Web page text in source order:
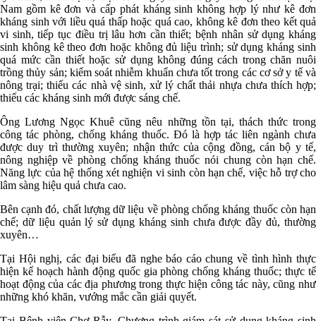
Nam gồm kê đơn và cấp phát kháng sinh không hợp lý như kê đơn
kháng sinh với liều quá thấp hoặc quá cao, không kê đơn theo kết quả
vi sinh, tiếp tục điều trị lâu hơn cần thiết; bệnh nhân sử dụng kháng
sinh không kê theo đơn hoặc không đủ liệu trình; sử dụng kháng sinh
quá mức cần thiết hoặc sử dụng không đúng cách trong chăn nuôi
trồng thủy sản; kiểm soát nhiễm khuẩn chưa tốt trong các cơ sở y tế và
nông trại; thiếu các nhà vệ sinh, xử lý chất thải nhựa chưa thích hợp;
thiếu các kháng sinh mới được sáng chế.
Ông Lương Ngọc Khuê cũng nêu những tồn tại, thách thức trong
công tác phòng, chống kháng thuốc. Đó là hợp tác liên ngành chưa
được duy trì thường xuyên; nhận thức của cộng đồng, cán bộ y tế,
nông nghiệp về phòng chống kháng thuốc nói chung còn hạn chế.
Năng lực của hệ thống xét nghiện vi sinh còn hạn chế, việc hỗ trợ cho
lâm sàng hiệu quả chưa cao.
Bên cạnh đó, chất lượng dữ liệu về phòng chống kháng thuốc còn hạn
chế; dữ liệu quản lý sử dụng kháng sinh chưa được đầy đủ, thường
xuyên…
Tại Hội nghị, các đại biểu đã nghe báo cáo chung về tình hình thực
hiện kế hoạch hành động quốc gia phòng chống kháng thuốc; thực tế
hoạt động của các địa phương trong thực hiện công tác này, cũng như
những khó khăn, vướng mắc cần giải quyết.